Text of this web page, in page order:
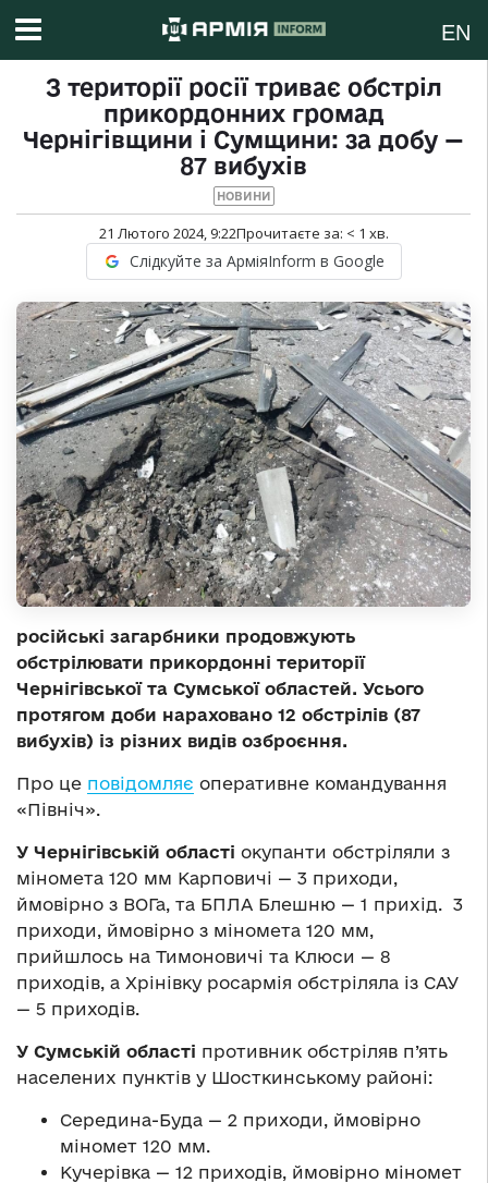
EN
З території росії триває обстріл
прикордонних громад
Чернігівщини і Сумщини: за добу —
87 вибухів
НОВИНИ
21 Лютого 2024, 9:22Прочитаєте за: < 1 хв.
Слідкуйте за АрміяInform в Google
російські загарбники продовжують
обстрілювати прикордонні території
Чернігівської та Сумської областей. Усього
протягом доби нараховано 12 обстрілів (87
вибухів) із різних видів озброєння.
Про це повідомляє оперативне командування
«Північ».
У Чернігівській області окупанти обстріляли з
міномета 120 мм Карповичі — 3 приходи,
ймовірно з ВОГа, та БПЛА Блешню — 1 прихід. 3
приходи, ймовірно з міномета 120 мм,
прийшлось на Тимоновичі та Клюси — 8
приходів, а Хрінівку росармія обстріляла із САУ
— 5 приходів.
У Сумській області противник обстріляв п’ять
населених пунктів у Шосткинському районі:
Середина-Буда — 2 приходи, ймовірно
міномет 120 мм.
Кучерівка — 12 приходів, ймовірно міномет